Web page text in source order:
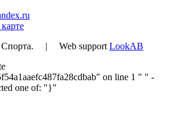
Спорта. | Web support LookAB
on line 1 " " -
one of: "}"